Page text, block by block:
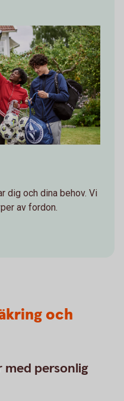
dig och dina behov. Vi
av fordon.
och
med personlig